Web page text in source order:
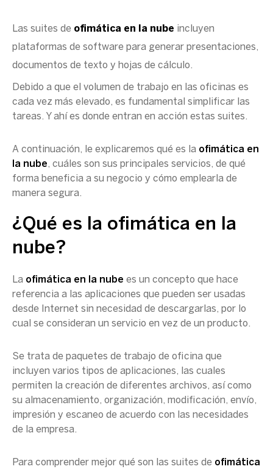
Las suites de ofimática en la nube incluyen
plataformas de software para generar presentaciones,
documentos de texto y hojas de cálculo.
Debido a que el volumen de trabajo en las oficinas es
cada vez más elevado, es fundamental simplificar las
tareas. Y ahí es donde entran en acción estas suites.
A continuación, le explicaremos qué es la ofimática en
la nube, cuáles son sus principales servicios, de qué
forma beneficia a su negocio y cómo emplearla de
manera segura.
¿Qué es la ofimática en la
nube?
La ofimática en la nube es un concepto que hace
referencia a las aplicaciones que pueden ser usadas
desde Internet sin necesidad de descargarlas, por lo
cual se consideran un servicio en vez de un producto.
Se trata de paquetes de trabajo de oficina que
incluyen varios tipos de aplicaciones, las cuales
permiten la creación de diferentes archivos, así como
su almacenamiento, organización, modificación, envío,
impresión y escaneo de acuerdo con las necesidades
de la empresa.
Para comprender mejor qué son las suites de ofimática